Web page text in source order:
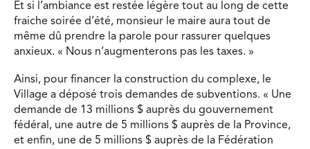
Et si l’ambiance est restée légère tout au long de cette
fraiche soirée d’été, monsieur le maire aura tout de
même dû prendre la parole pour rassurer quelques
anxieux. « Nous n’augmenterons pas les taxes. »
Ainsi, pour financer la construction du complexe, le
Village a déposé trois demandes de subventions. « Une
demande de 13 millions $ auprès du gouvernement
fédéral, une autre de 5 millions $ auprès de la Province,
et enfin, une de 5 millions $ auprès de la Fédération